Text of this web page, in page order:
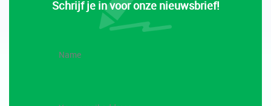
Schrijf je in voor onze nieuwsbrief!